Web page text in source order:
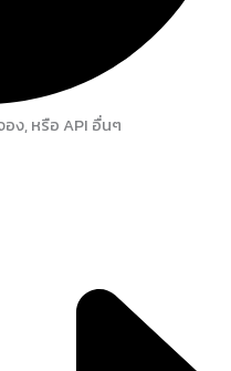
อง, หรือ API อื่นๆ